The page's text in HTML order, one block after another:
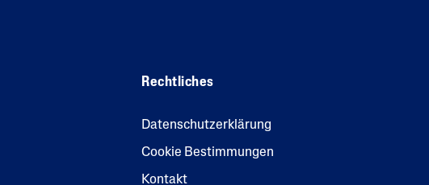
Rechtliches
Datenschutzerklärung
Cookie Bestimmungen
Kontakt